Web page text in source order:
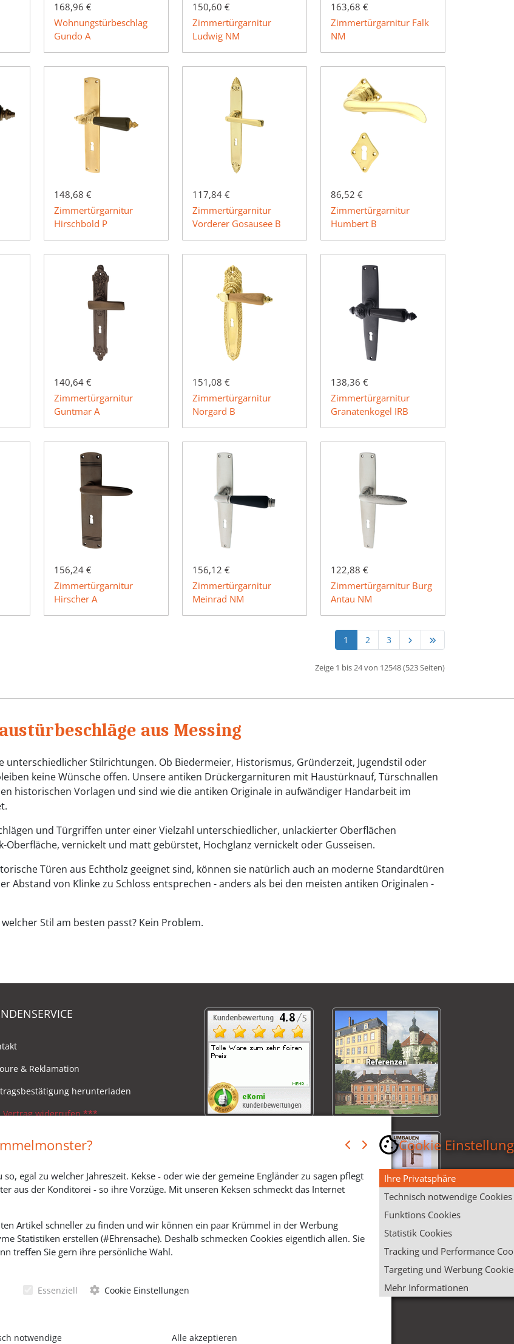
168,96 €
Wohnungstürbeschlag
Gundo A
150,60 €
Zimmertürgarnitur
Ludwig NM
163,68 €
Zimmertürgarnitur Falk
NM
148,68 €
Zimmertürgarnitur
Hirschbold P
117,84 €
Zimmertürgarnitur
Vorderer Gosausee B
86,52 €
Zimmertürgarnitur
Humbert B
140,64 €
Zimmertürgarnitur
Guntmar A
151,08 €
Zimmertürgarnitur
Norgard B
138,36 €
Zimmertürgarnitur
Granatenkogel IRB
156,24 €
Zimmertürgarnitur
Hirscher A
156,12 €
Zimmertürgarnitur
Meinrad NM
122,88 €
Zimmertürgarnitur Burg
Antau NM
1 2 3
Zeige 1 bis 24 von 12548 (523 Seiten)
aus Messing
Stilrichtungen. Ob Biedermeier, Historismus, Gründerzeit, Jugendstil oder
keine Wünsche offen. Unsere antiken Drückergarnituren mit Haustürknauf, Türschnallen
historischen Vorlagen und sind wie die antiken Originale in aufwändiger Handarbeit im
und Türgriffen unter einer Vielzahl unterschiedlicher, unlackierter Oberflächen
vernickelt und matt gebürstet, Hochglanz vernickelt oder Gusseisen.
Türen aus Echtholz geeignet sind, können sie natürlich auch an moderne Standardtüren
Abstand von Klinke zu Schloss entsprechen - anders als bei den meisten antiken Originalen -
Stil am besten passt? Kein Problem.
& Reklamation
herunterladen
widerrufen ***
Lieferzeiten & Zahlungsmodi
MEDIEN
so, egal zu welcher Jahreszeit. Kekse - oder wie der gemeine Engländer zu sagen pflegt
aus der Konditorei - so ihre Vorzüge. Mit unseren Keksen schmeckt das Internet
Artikel schneller zu finden und wir können ein paar Krümmel in der Werbung
Statistiken erstellen (#Ehrensache). Deshalb schmecken Cookies eigentlich allen. Sie
treffen Sie gern ihre persönliche Wahl.
Essenziell Cookie Einstellungen
notwendige Alle akzeptieren
Cookie
Ihre Privatsphäre
Technisch notwendige Cookies
Funktions Cookies
Statistik Cookies
Tracking und Performance
Targeting und Werbung
Mehr Informationen